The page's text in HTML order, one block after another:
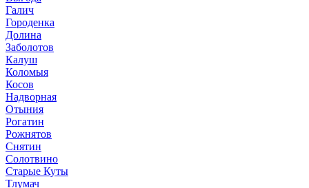
Галич
Городенка
Долина
Заболотов
Калуш
Коломыя
Косов
Надворная
Отыния
Рогатин
Рожнятов
Снятин
Солотвино
Старые Куты
Тлумач